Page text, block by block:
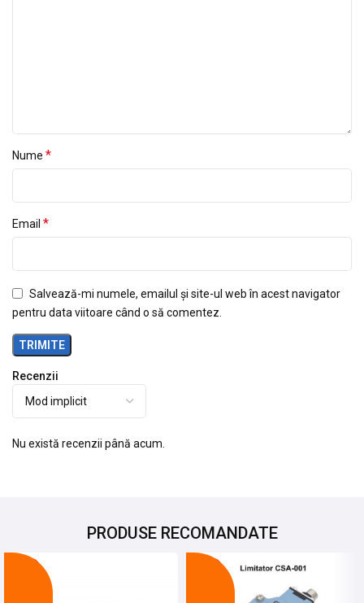
Recenzii
Nu există recenzii până acum.
Nume *
Email *
Salvează-mi numele, emailul și site-ul web în acest navigator
pentru data viitoare când o să comentez.
PRODUSE RECOMANDATE